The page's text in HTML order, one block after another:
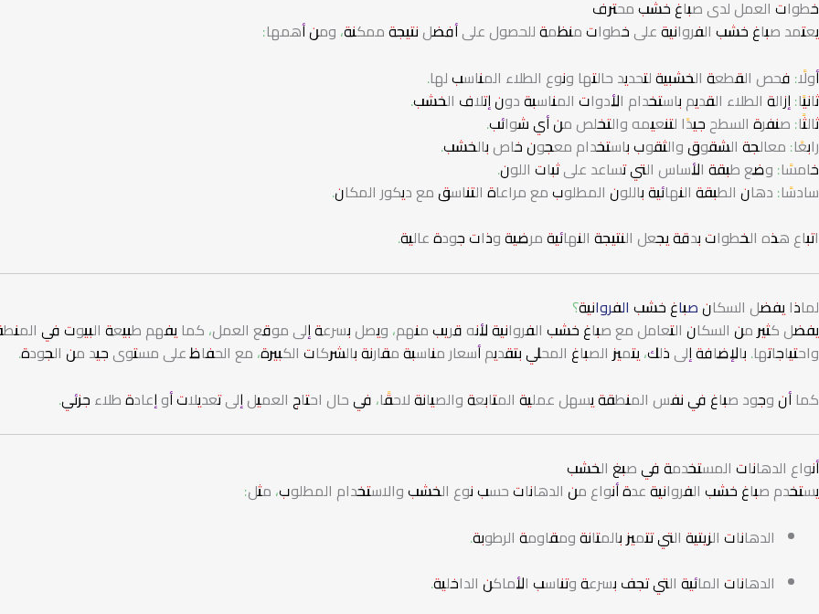
خطوات العمل لدى صباغ خشب محترف
يعتمد صباغ خشب الفروانية على خطوات منظمة للحصول على أفضل نتيجة ممكنة، ومن أهمها:
أولًا: فحص القطعة الخشبية لتحديد حالتها ونوع الطلاء المناسب لها.
ثانيًا: إزالة الطلاء القديم باستخدام الأدوات المناسبة دون إتلاف الخشب.
ثالثًا: صنفرة السطح جيدًا لتنعيمه والتخلص من أي شوائب.
رابعًا: معالجة الشقوق والثقوب باستخدام معجون خاص بالخشب.
خامسًا: وضع طبقة الأساس التي تساعد على ثبات اللون.
سادسًا: دهان الطبقة النهائية باللون المطلوب مع مراعاة التناسق مع ديكور المكان.
اتباع هذه الخطوات بدقة يجعل النتيجة النهائية مرضية وذات جودة عالية.
لماذا يفضل السكانصباغ خشب الفروانية؟
يفضل كثير من السكان التعامل مع صباغ خشب الفروانية لأنه قريب منهم، ويصل بسرعة إلى موقع العمل، كما يفهم طبيعة البيوت في
واحتياجاتها. بالإضافة إلى ذلك، يتميز الصباغ المحلي بتقديم أسعار مناسبة مقارنة بالشركات الكبيرة، مع الحفاظ على مستوى جيد من الجودة.
كما أن وجود صباغ في نفس المنطقة يسهل عملية المتابعة والصيانة لاحقًا، في حال احتاج العميل إلى تعديلات أو إعادة طلاء جزئي.
أنواع الدهانات المستخدمة في صبغ الخشب
يستخدم صباغ خشب الفروانية عدة أنواع من الدهانات حسب نوع الخشب والاستخدام المطلوب، مثل:
الدهانات الزيتية التي تتميز بالمتانة ومقاومة الرطوبة.
الدهانات المائية التي تجف بسرعة وتناسب الأماكن الداخلية.